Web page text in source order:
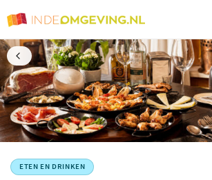
ETEN EN DRINKEN